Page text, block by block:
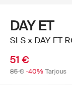
DAY ET
SLS x DAY ET
51 €
85 € -40% Tarjous